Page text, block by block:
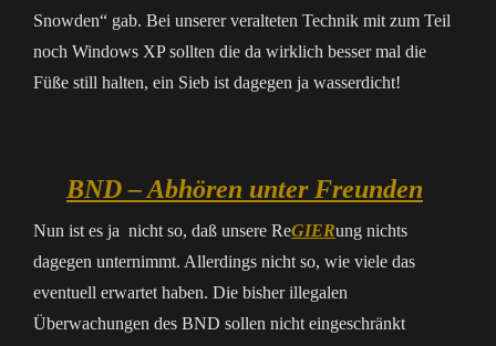
Snowden“ gab. Bei unserer veralteten Technik mit zum Teil
noch Windows XP sollten die da wirklich besser mal die
Füße still halten, ein Sieb ist dagegen ja wasserdicht!
BND – Abhören unter Freunden
Nun ist es ja nicht so, daß unsere ReGIERung nichts
dagegen unternimmt. Allerdings nicht so, wie viele das
eventuell erwartet haben. Die bisher illegalen
Überwachungen des BND sollen nicht eingeschränkt